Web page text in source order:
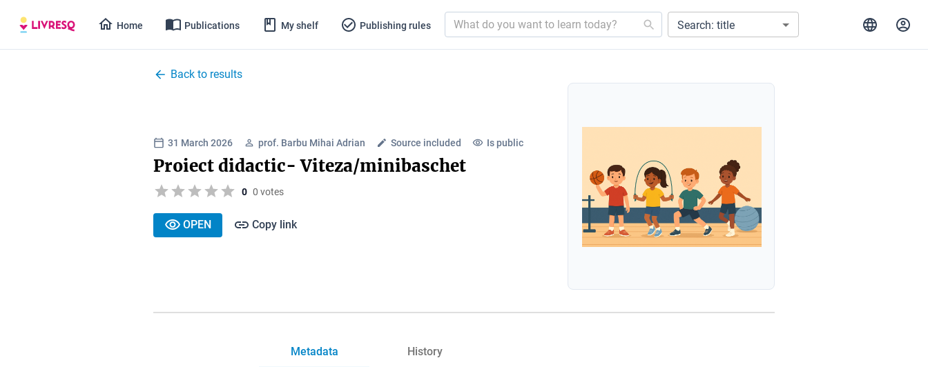
Home Publications My shelf Publishing rules Search: title
Back to results
31 March 2026 prof. Barbu Mihai Adrian Source included Is public
Proiect didactic- Viteza/minibaschet
0 0 votes
OPEN Copy link
Metadata History